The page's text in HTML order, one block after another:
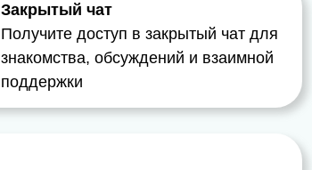
Закрытый чат
Получите доступ в закрытый чат для
знакомства, обсуждений и взаимной
поддержки